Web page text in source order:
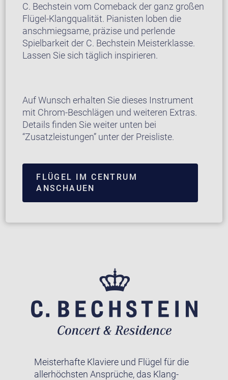
C. Bechstein vom Comeback der ganz großen
Flügel-Klangqualität. Pianisten loben die
anschmiegsame, präzise und perlende
Spielbarkeit der C. Bechstein Meisterklasse.
Lassen Sie sich täglich inspirieren.
Auf Wunsch erhalten Sie dieses Instrument
mit Chrom-Beschlägen und weiteren Extras.
Details finden Sie weiter unten bei
“Zusatzleistungen” unter der Preisliste.
FLÜGEL IM CENTRUM
ANSCHAUEN
Meisterhafte Klaviere und Flügel für die
allerhöchsten Ansprüche, das Klang-